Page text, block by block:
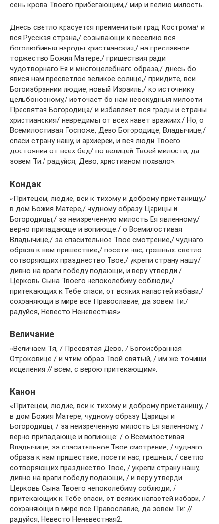
сень крова Твоего прибегающим,/ мир и велию милость.
Днесь светло красуется преименитый град Кострома/ и
вся Русская страна,/ созывающи к веселию вся
боголюбивыя народы христианския,/ на преславное
торжество Божия Матере,/ пришествия ради
чудотворнаго Ея и многоцелебнаго образа,/ днесь бо
явися нам пресветлое великое солнце,/ приидите, вси
Богоизбраннии людие, новый Израиль,/ ко источнику
цельбоносному,/ источает бо нам неоскудныя милости
Пресвятая Богородица/ и избавляет вся грады и страны
христианския/ невредимы от всех навет вражиих./ Но, о
Всемилостивая Госпоже, Дево Богородице, Владычице,/
спаси страну нашу, и архиереи, и вся люди Твоего
достояния от всех бед/ по велицей Твоей милости, да
зовем Ти:/ радуйся, Дево, христианом похвало».
Кондак
«Притецем, людие, вси к тихому и доброму пристанищу,/
в дом Божия Матере,/ чудному образу Царицы и
Богородицы,/ за неизреченную милость Ея явленному,/
верно припадающе и вопиюще:/ о Всемилостивая
Владычице,/ за спасительное Твое смотрение,/ чуднаго
образа к нам пришествие,/ посети нас, грешных, светло
сотворяющих празднество Твое,/ укрепи страну нашу,/
дивно на враги победу подающи, и веру утверди./
Церковь Сына Твоего непоколебиму соблюди,/
притекающих к Тебе спаси, от всяких напастей избави,/
сохраняющи в мире все Православие, да зовем Ти:/
радуйся, Невесто Неневестная».
Величание
«Величаем Тя, / Пресвятая Дево, / Богоизбранная
Отроковице / и чтим образ Твой святый, / им же точиши
исцеления // всем, с верою притекающим».
Канон
«Притецем, людие, вси к тихому и доброму пристанищу, /
в дом Божия Матере, чудному образу Царицы и
Богородицы, / за неизреченную милость Ея явленному, /
верно припадающе и вопиюще: / о Всемилостивая
Владычице, за спасительное Твое смотрение, / чуднаго
образа к нам пришествие, посети нас, грешных, / светло
сотворяющих празднество Твое, / укрепи страну нашу,
дивно на враги победу подающи, / и веру утверди.
Церковь Сына Твоего непоколебиму соблюди, /
притекающих к Тебе спаси, от всяких напастей избави, /
сохраняющи в мире все Православие, да зовем Ти: //
радуйся, Невесто Неневестная2.